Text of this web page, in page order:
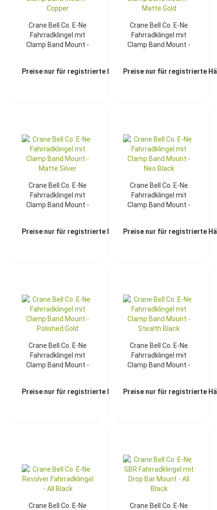
Crane Bell Co. E-Ne
Fahrradklingel mit
Clamp Band Mount -
Preise nur für registrierte Händler sichtbar
Crane Bell Co. E-Ne
Fahrradklingel mit
Clamp Band Mount -
Preise nur für registrierte
Crane Bell Co. E-Ne
Fahrradklingel mit
Clamp Band Mount -
Preise nur für registrierte Händler sichtbar
Crane Bell Co. E-Ne
Fahrradklingel mit
Clamp Band Mount -
Preise nur für registrierte
Crane Bell Co. E-Ne
Fahrradklingel mit
Clamp Band Mount -
Preise nur für registrierte Händler sichtbar
Crane Bell Co. E-Ne
Fahrradklingel mit
Clamp Band Mount -
Preise nur für registrierte
Crane Bell Co. E-Ne
Crane Bell Co. E-Ne